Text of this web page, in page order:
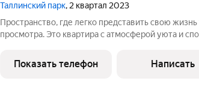
Таллинский парк, 2 квартал 2023
Пространство, где легко представить свою
просмотра. Это квартира с атмосферой уюта и
куда действительно хочется возвращаться.
Показать телефон Написать